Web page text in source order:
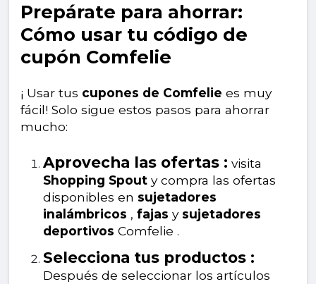
Prepárate para ahorrar:
Cómo usar tu código de
cupón Comfelie
¡ Usar tus cupones de Comfelie es muy
fácil! Solo sigue estos pasos para ahorrar
mucho:
Aprovecha las ofertas : visita
Shopping Spout y compra las ofertas
disponibles en sujetadores
inalámbricos , fajas y sujetadores
deportivos Comfelie .
Selecciona tus productos :
Después de seleccionar los artículos